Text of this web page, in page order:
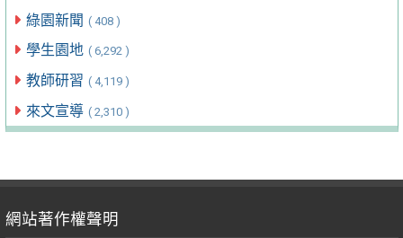
綠園新聞 ( 408 )
學生園地 ( 6,292 )
教師研習 ( 4,119 )
來文宣導 ( 2,310 )
網站著作權聲明